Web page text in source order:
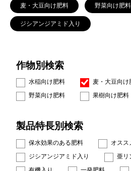
麦・大豆向け肥料 野菜向け肥料
ジシアンジアミド入り
作物別検索
水稲向け肥料
麦・大豆向け
野菜向け肥料
果樹向け肥料
製品特長別検索
保水効果のある肥料
オス
ジシアンジアミド入り
亜リ